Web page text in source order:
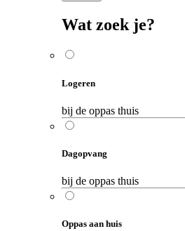
Wat zoek je?
Logeren
bij de oppas thuis
Dagopvang
bij de oppas thuis
Oppas aan huis